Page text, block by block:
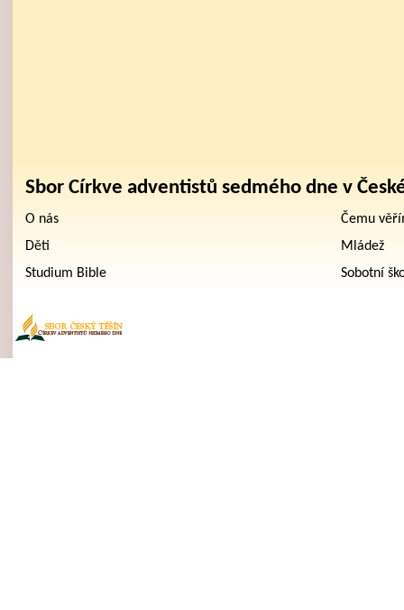
Sbor Církve adventistů sedmého dne v
O nás
Čemu
Děti
Mládež
Studium Bible
Sobotní